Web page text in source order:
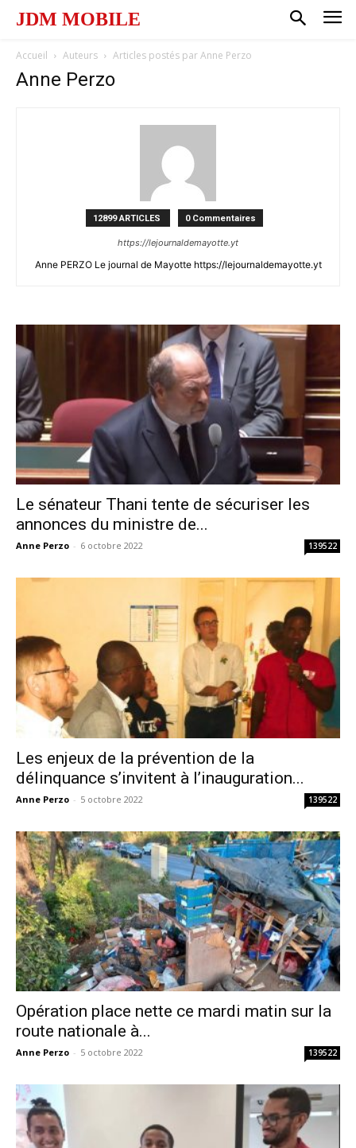
JDM MOBILE
Accueil Auteurs Articles postés par Anne Perzo
Anne Perzo
12899 ARTICLES 0 Commentaires
https://lejournaldemayotte.yt
Anne PERZO Le journal de Mayotte https://lejournaldemayotte.yt
Le sénateur Thani tente de sécuriser les
annonces du ministre de...
Anne Perzo - 6 octobre 2022 139522
Les enjeux de la prévention de la
délinquance s’invitent à l’inauguration...
Anne Perzo - 5 octobre 2022 139522
Opération place nette ce mardi matin sur la
route nationale à...
Anne Perzo - 5 octobre 2022 139522